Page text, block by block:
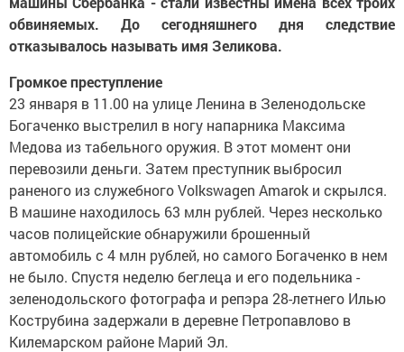
обвиняемых. До сегодняшнего дня следствие
отказывалось называть имя Зеликова.
Громкое преступление
23 января в 11.00 на улице Ленина в Зеленодольске
Богаченко выстрелил в ногу напарника Максима
Медова из табельного оружия. В этот момент они
перевозили деньги. Затем преступник выбросил
раненого из служебного Volkswagen Amarok и скрылся.
В машине находилось 63 млн рублей. Через несколько
часов полицейские обнаружили брошенный
автомобиль с 4 млн рублей, но самого Богаченко в нем
не было. Спустя неделю беглеца и его подельника -
зеленодольского фотографа и репэра 28-летнего Илью
Кострубина задержали в деревне Петропавлово в
Килемарском районе Марий Эл.